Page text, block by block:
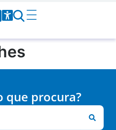
que procura?